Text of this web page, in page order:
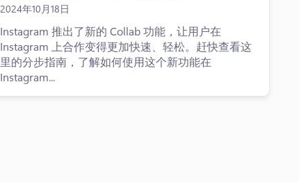
2024年10月18日
Instagram 推出了新的 Collab 功能，让用户在
Instagram 上合作变得更加快速、轻松。赶快查看这
里的分步指南，了解如何使用这个新功能在
Instagram...